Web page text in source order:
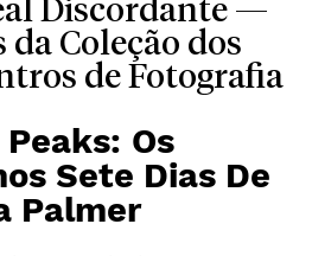
Discordante —
da Coleção dos
de Fotografia
Os
Sete Dias De
Palmer